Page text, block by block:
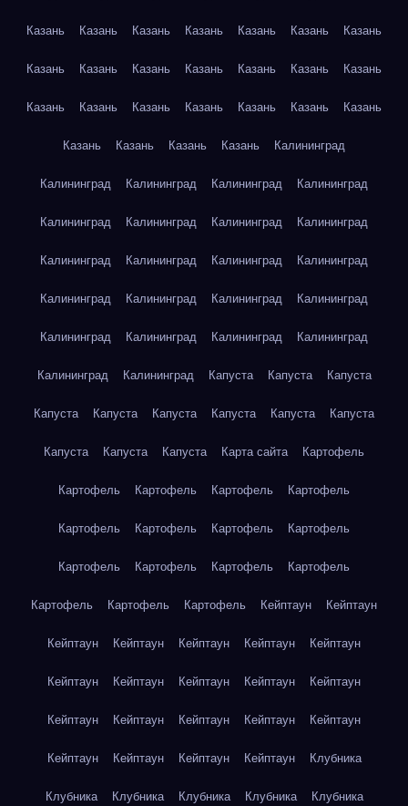
Казань Казань Казань Казань Казань Казань Казань
Казань Казань Казань Казань Казань Казань Казань
Казань Казань Казань Казань Казань Казань Казань
Казань Казань Казань Казань Калининград
Калининград Калининград Калининград Калининград
Калининград Калининград Калининград Калининград
Калининград Калининград Калининград Калининград
Калининград Калининград Калининград Калининград
Калининград Калининград Калининград Калининград
Калининград Калининград Капуста Капуста Капуста
Капуста Капуста Капуста Капуста Капуста Капуста
Капуста Капуста Капуста Карта сайта Картофель
Картофель Картофель Картофель Картофель
Картофель Картофель Картофель Картофель
Картофель Картофель Картофель Картофель
Картофель Картофель Картофель Кейптаун Кейптаун
Кейптаун Кейптаун Кейптаун Кейптаун Кейптаун
Кейптаун Кейптаун Кейптаун Кейптаун Кейптаун
Кейптаун Кейптаун Кейптаун Кейптаун Кейптаун
Кейптаун Кейптаун Кейптаун Кейптаун Клубника
Клубника Клубника Клубника Клубника Клубника